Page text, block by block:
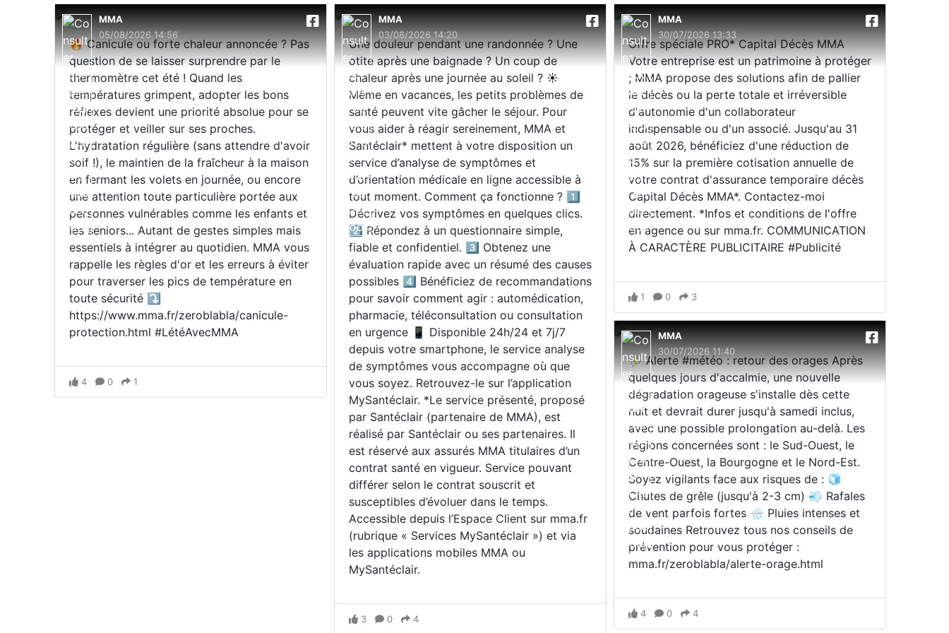
MMA
05/08/2026 14:56
🔥 Canicule ou forte chaleur annoncée ? Pas
question de se laisser surprendre par le
thermomètre cet été ! Quand les
températures grimpent, adopter les bons
réflexes devient une priorité absolue pour se
protéger et veiller sur ses proches.
L'hydratation régulière (sans attendre d'avoir
soif !), le maintien de la fraîcheur à la maison
en fermant les volets en journée, ou encore
une attention toute particulière portée aux
personnes vulnérables comme les enfants et
les seniors... Autant de gestes simples mais
essentiels à intégrer au quotidien. MMA vous
rappelle les règles d'or et les erreurs à éviter
pour traverser les pics de température en
toute sécurité ⤵️
https://www.mma.fr/zeroblabla/canicule-
protection.html #LétéAvecMMA
4 0 1
MMA
03/08/2026 14:20
Une douleur pendant une randonnée ? Une
otite après une baignade ? Un coup de
chaleur après une journée au soleil ? ☀️
Même en vacances, les petits problèmes de
santé peuvent vite gâcher le séjour. Pour
vous aider à réagir sereinement, MMA et
Santéclair* mettent à votre disposition un
service d’analyse de symptômes et
d’orientation médicale en ligne accessible à
tout moment. Comment ça fonctionne ? 1️⃣
Décrivez vos symptômes en quelques clics.
2️⃣ Répondez à un questionnaire simple,
fiable et confidentiel. 3️⃣ Obtenez une
évaluation rapide avec un résumé des causes
possibles 4️⃣ Bénéficiez de recommandations
pour savoir comment agir : automédication,
pharmacie, téléconsultation ou consultation
en urgence 📱 Disponible 24h/24 et 7j/7
depuis votre smartphone, le service analyse
de symptômes vous accompagne où que
vous soyez. Retrouvez-le sur l’application
MySantéclair. *Le service présenté, proposé
par Santéclair (partenaire de MMA), est
réalisé par Santéclair ou ses partenaires. Il
est réservé aux assurés MMA titulaires d’un
contrat santé en vigueur. Service pouvant
différer selon le contrat souscrit et
susceptibles d’évoluer dans le temps.
Accessible depuis l’Espace Client sur mma.fr
(rubrique « Services MySantéclair ») et via
les applications mobiles MMA ou
MySantéclair.
3 0 4
MMA
30/07/2026 13:33
Offre spéciale PRO* Capital Décès MMA
Votre entreprise est un patrimoine à protéger
; MMA propose des solutions afin de pallier
le décès ou la perte totale et irréversible
d'autonomie d'un collaborateur
indispensable ou d'un associé. Jusqu'au 31
août 2026, bénéficiez d'une réduction de
15% sur la première cotisation annuelle de
votre contrat d'assurance temporaire décès
Capital Décès MMA*. Contactez-moi
directement. *Infos et conditions de l'offre
en agence ou sur mma.fr. COMMUNICATION
À CARACTÈRE PUBLICITAIRE #Publicité
1 0 3
MMA
30/07/2026 11:40
⛈️ Alerte #météo : retour des orages Après
quelques jours d'accalmie, une nouvelle
dégradation orageuse s'installe dès cette
nuit et devrait durer jusqu'à samedi inclus,
avec une possible prolongation au-delà. Les
régions concernées sont : le Sud-Ouest, le
Centre-Ouest, la Bourgogne et le Nord-Est.
Soyez vigilants face aux risques de : 🧊
Chutes de grêle (jusqu'à 2-3 cm) 💨 Rafales
de vent parfois fortes 🌧️ Pluies intenses et
soudaines Retrouvez tous nos conseils de
prévention pour vous protéger :
mma.fr/zeroblabla/alerte-orage.html
4 0 4